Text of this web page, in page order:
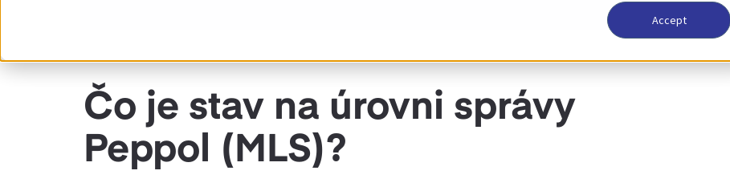
Accept
Čo je stav na úrovni správy
Peppol (MLS)?